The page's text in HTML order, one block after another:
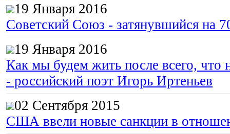
19 Января 2016
Советский Союз - затянувшийся на
19 Января 2016
Как мы будем жить после всего, что
- российский поэт Игорь Иртеньев
02 Сентября 2015
США ввели новые санкции в